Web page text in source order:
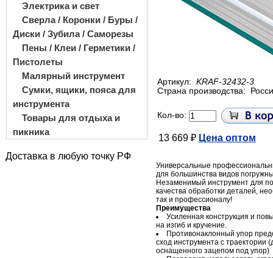
Электрика и свет
Сверла / Коронки / Буры /
Диски / Зубила / Саморезы
Пены / Клеи / Герметики /
Пистолеты
Малярный инструмент
Сумки, ящики, пояса для
инструмента
Товары для отдыха и
пикника
Доставка в любую точку РФ
Артикул: KRAF-32432-3
Страна производства:
Кол-во:
13 669 ₽ Цена оптом
Универсальные
для большинства видов
Незаменимый инструмент для
качества обработки деталей,
так и профессионалу!
Преимущества
Усиленная конструкция и
на изгиб и кручение.
Противонаклонный упор
сход инструмента с траектории
оснащенного зацепом под упор)